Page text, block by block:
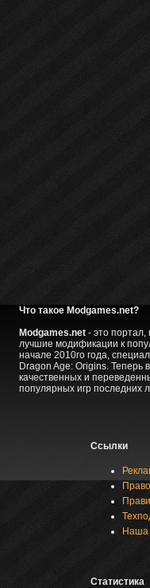
Что такое Modgames.net?
Modgames.net- это
лучшие модификации к
начале 2010го года,
Dragon Age: Origins.
качественных и
популярных игр последних
Ссылки
Наша
Статистика